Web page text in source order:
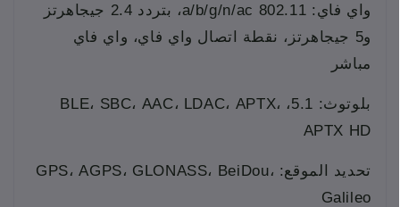
واي فاي: 802.11 a/b/g/n/ac، بتردد 2.4 جيجاهرتز
و5 جيجاهرتز، نقطة اتصال واي فاي، واي فاي
مباشر
بلوتوث: 5.1، BLE، SBC، AAC، LDAC، APTX،
APTX HD
تحديد الموقع: GPS، AGPS، GLONASS، BeiDou،
Galileo